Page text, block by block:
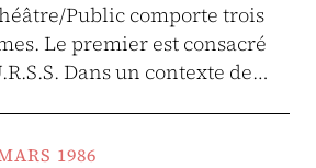
Public comporte trois
Le premier est consacré
Dans un contexte de…
1986